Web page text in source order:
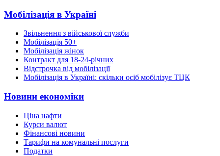
Мобілізація в Україні
Звільнення з військової служби
Мобілізація 50+
Мобілізація жінок
Контракт для 18-24-річних
Відстрочка від мобілізації
Мобілізація в Україні: скільки осіб мобілізує ТЦК
Новини економіки
Ціна нафти
Курси валют
Фінансові новини
Тарифи на комунальні послуги
Податки